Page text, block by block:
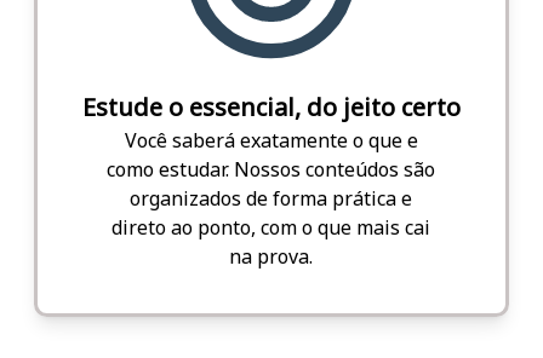
Estude o essencial, do jeito certo
Você saberá exatamente o que e
como estudar. Nossos conteúdos são
organizados de forma prática e
direto ao ponto, com o que mais cai
na prova.